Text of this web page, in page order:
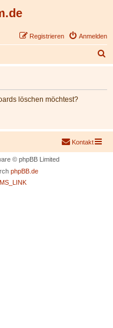
Anmelden
Registrieren
u
löschen möchtest?
Kontakt
© phpBB Limited
phpBB.de